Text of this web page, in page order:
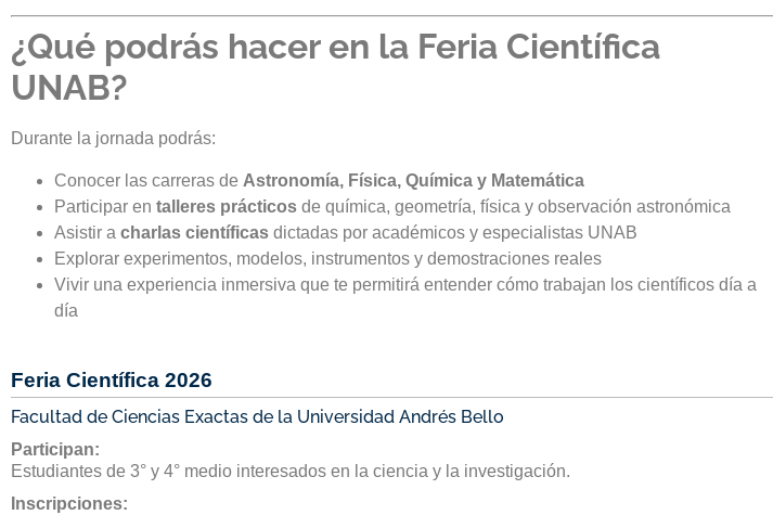
¿Qué podrás hacer en la Feria Científica
UNAB?
Durante la jornada podrás:
Conocer las carreras de Astronomía, Física, Química y Matemática
Participar en talleres prácticos de química, geometría, física y observación astronómica
Asistir a charlas científicas dictadas por académicos y especialistas UNAB
Explorar experimentos, modelos, instrumentos y demostraciones reales
Vivir una experiencia inmersiva que te permitirá entender cómo trabajan los científicos día a
día
Feria Científica 2026
Facultad de Ciencias Exactas de la Universidad Andrés Bello
Participan:
Estudiantes de 3° y 4° medio interesados en la ciencia y la investigación.
Inscripciones: